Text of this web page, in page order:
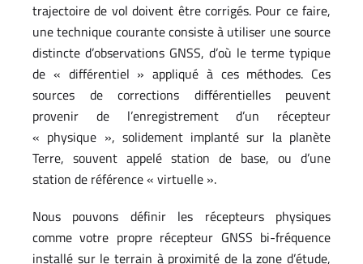
trajectoire de vol doivent être corrigés. Pour ce faire,
une technique courante consiste à utiliser une source
distincte d’observations GNSS, d’où le terme typique
de « différentiel » appliqué à ces méthodes. Ces
sources de corrections différentielles peuvent
provenir de l’enregistrement d’un récepteur
« physique », solidement implanté sur la planète
Terre, souvent appelé station de base, ou d’une
station de référence « virtuelle ».
Nous pouvons définir les récepteurs physiques
comme votre propre récepteur GNSS bi-fréquence
installé sur le terrain à proximité de la zone d’étude,